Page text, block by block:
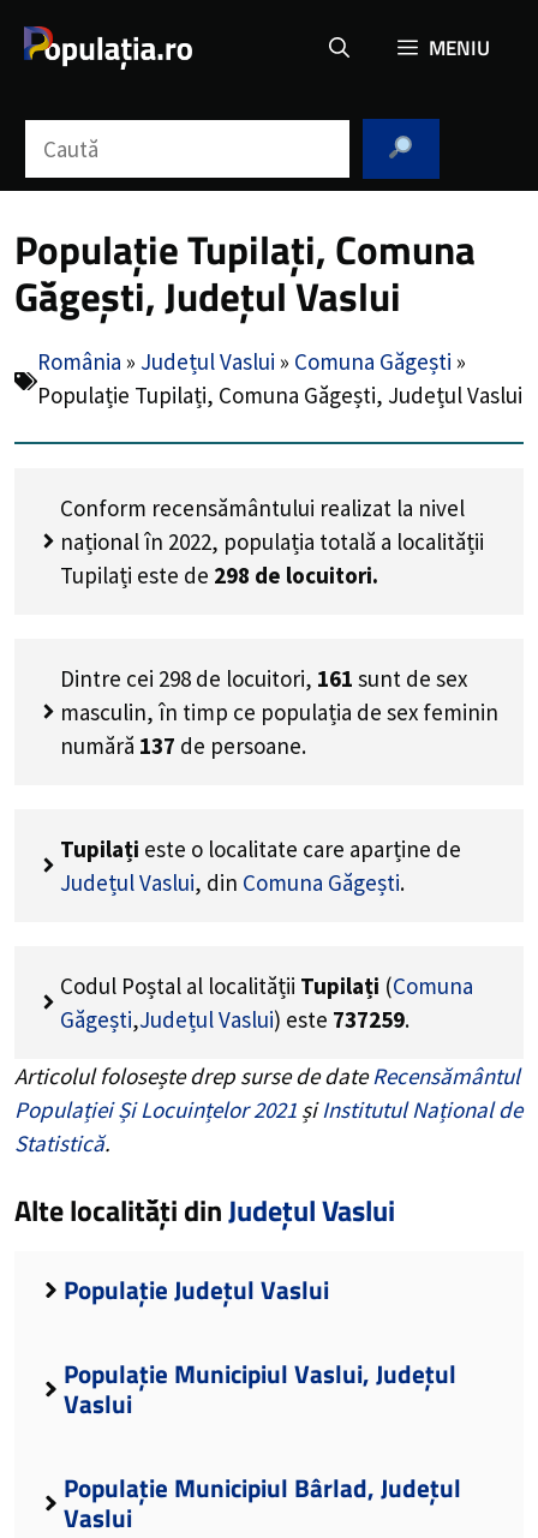
MENIU
Populație Tupilați, Comuna
Găgești, Județul Vaslui
România » Județul Vaslui » Comuna Găgești »
Populație Tupilați, Comuna Găgești, Județul Vaslui
Conform recensământului realizat la nivel
național în 2022, populația totală a localității
Tupilați este de 298 de locuitori.
Dintre cei 298 de locuitori, 161 sunt de sex
masculin, în timp ce populația de sex feminin
numără 137 de persoane.
Tupilați este o localitate care aparține de
Județul Vaslui, din Comuna Găgești.
Codul Poștal al localității Tupilați (Comuna
Găgești,Județul Vaslui) este 737259.
Articolul folosește drep surse de dateRecensământul
Populației Și Locuințelor 2021 șiInstitutul Național de
Statistică.
Alte localități dinJudețul Vaslui
Populație Județul Vaslui
Populație Municipiul Vaslui, Județul
Vaslui
Populație Municipiul Bârlad, Județul
Vaslui